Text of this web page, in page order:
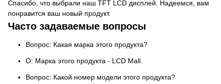
Спасибо, что выбрали наш TFT LCD дисплей. Надеемся, вам
понравится ваш новый продукт.
Часто задаваемые вопросы
Вопрос: Какая марка этого продукта?
О: Марка этого продукта - LCD Mall.
Вопрос: Какой номер модели этого продукта?